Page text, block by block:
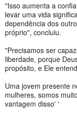
"Isso aumenta a
levar uma vida
dependência dos
próprio", concluiu.
"Precisamos ser
liberdade, porque
propósito, e Ele
Uma jovem presente
mulheres, somos
vantagem disso' '